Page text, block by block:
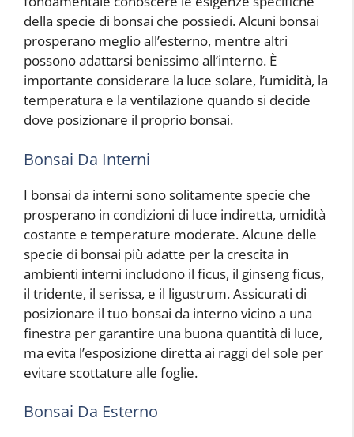
della specie di bonsai che possiedi. Alcuni bonsai
prosperano meglio all’esterno, mentre altri
possono adattarsi benissimo all’interno. È
importante considerare la luce solare, l’umidità, la
temperatura e la ventilazione quando si decide
dove posizionare il proprio bonsai.
Bonsai Da Interni
I bonsai da interni sono solitamente specie che
prosperano in condizioni di luce indiretta, umidità
costante e temperature moderate. Alcune delle
specie di bonsai più adatte per la crescita in
ambienti interni includono il ficus, il ginseng ficus,
il tridente, il serissa, e il ligustrum. Assicurati di
posizionare il tuo bonsai da interno vicino a una
finestra per garantire una buona quantità di luce,
ma evita l’esposizione diretta ai raggi del sole per
evitare scottature alle foglie.
Bonsai Da Esterno